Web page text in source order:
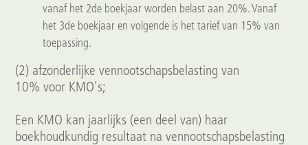
vanaf het 2de boekjaar worden belast aan 20%. Vanaf
het 3de boekjaar en volgende is het tarief van 15% van
toepassing.
(2) afzonderlijke vennootschapsbelasting van
10% voor KMO's;
Een KMO kan jaarlijks (een deel van) haar
boekhoudkundig resultaat na vennootschapsbelasting